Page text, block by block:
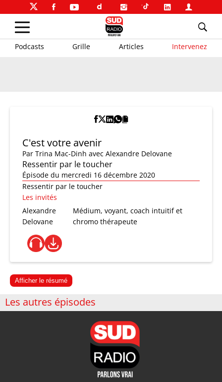
Podcasts Grille Articles Intervenez
C'est votre avenir
Par Trina Mac-Dinh avec Alexandre Delovane
Ressentir par le toucher
Épisode du mercredi 16 décembre 2020
Ressentir par le toucher
Les invités
Alexandre
Delovane
Médium, voyant, coach intuitif et
chromo thérapeute
Afficher le résumé
Les autres épisodes